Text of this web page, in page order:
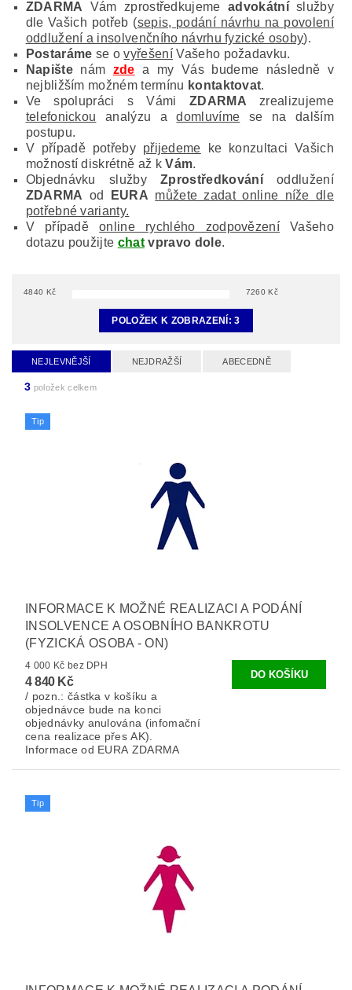
ZDARMA Vám zprostředkujeme advokátníslužby
dle Vašich potřeb (sepis, podání návrhu na povolení
oddlužení a insolvenčního návrhu fyzické osoby).
Postaráme se ovyřešeníVašeho požadavku.
Napištenám zde a my Vás budeme následně v
nejbližším možném termínu kontaktovat.
Ve spolupráci s Vámi ZDARMA zrealizujeme
telefonickou analýzu adomluvíme se na dalším
postupu.
V případě potřeby přijedeme ke konzultaci Vašich
možností diskrétně až kVám.
Objednávku služby
Zprostředkováníoddlužení
ZDARMA od EURA můžete zadat online níže dle
potřebné varianty.
V případěonline rychlého zodpovězení Vašeho
dotazu použijte chatvpravo dole.
4840 Kč 7260 Kč
POLOŽEK K ZOBRAZENÍ:3
NEJLEVNĚJŠÍ NEJDRAŽŠÍ ABECEDNĚ
3 položek celkem
Tip
INFORMACE K MOŽNÉ REALIZACI A PODÁNÍ
INSOLVENCE A OSOBNÍHO BANKROTU
(FYZICKÁ OSOBA - ON)
4 000 Kč bez DPH
4 840 Kč
/ pozn.: částka v košíku a
objednávce bude na konci
objednávky anulována (infomační
cena realizace přes AK).
Informace od EURA ZDARMA
Tip